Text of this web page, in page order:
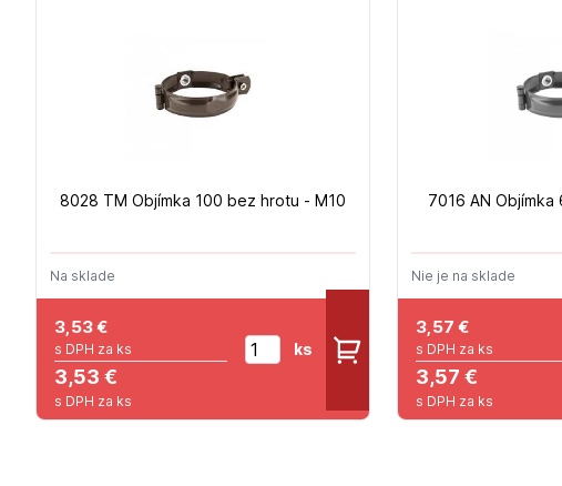
8028 TM Objímka 100 bez hrotu - M10
Na sklade
3,53€
s DPH za ks
3,53 €
s DPH za ks
ks
7016 AN
Nie je na sklade
3,57 €
s DPH za ks
3,57 €
s DPH za ks